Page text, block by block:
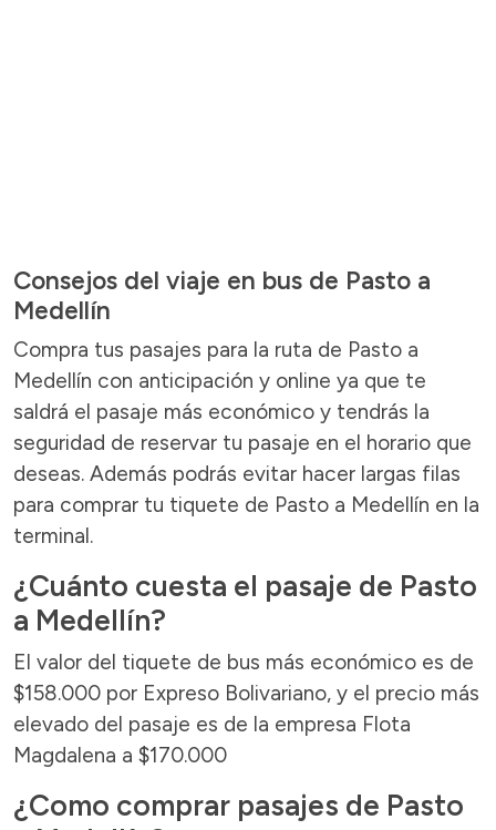
Consejos del viaje en bus de Pasto a
Medellín
Compra tus pasajes para la ruta de Pasto a
Medellín con anticipación y online ya que te
saldrá el pasaje más económico y tendrás la
seguridad de reservar tu pasaje en el horario que
deseas. Además podrás evitar hacer largas filas
para comprar tu tiquete de Pasto a Medellín en la
terminal.
¿Cuánto cuesta el pasaje de Pasto
a Medellín?
El valor del tiquete de bus más económico es de
$158.000 por Expreso Bolivariano, y el precio más
elevado del pasaje es de la empresa Flota
Magdalena a $170.000
¿Como comprar pasajes de Pasto